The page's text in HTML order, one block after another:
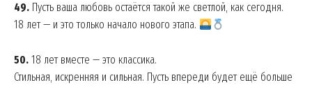
49. Пусть ваша любовь остаётся такой же светлой, как сегодня.
18 лет — и это только начало нового этапа.
50. 18 лет вместе — это классика.
Стильная, искренняя и сильная. Пусть впереди будет ещё больше